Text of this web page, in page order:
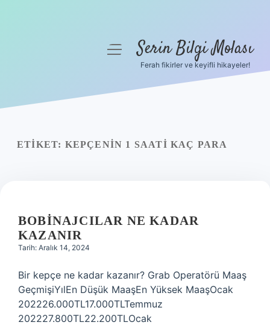
Yasal Uyarı
menüyüSerin Bilgi Molası
Ferah fikirler ve keyifli hikayeler!
ETIKET: KEPÇENIN 1 SAATI KAÇ PARA
BOBINAJCILAR NE KADAR
KAZANIR
Tarih: Aralık 14, 2024
Bir kepçe ne kadar kazanır? Grab Operatörü Maaş
GeçmişiYılEn Düşük MaaşEn Yüksek MaaşOcak
202226.000TL17.000TLTemmuz
202227.800TL22.200TLOcak